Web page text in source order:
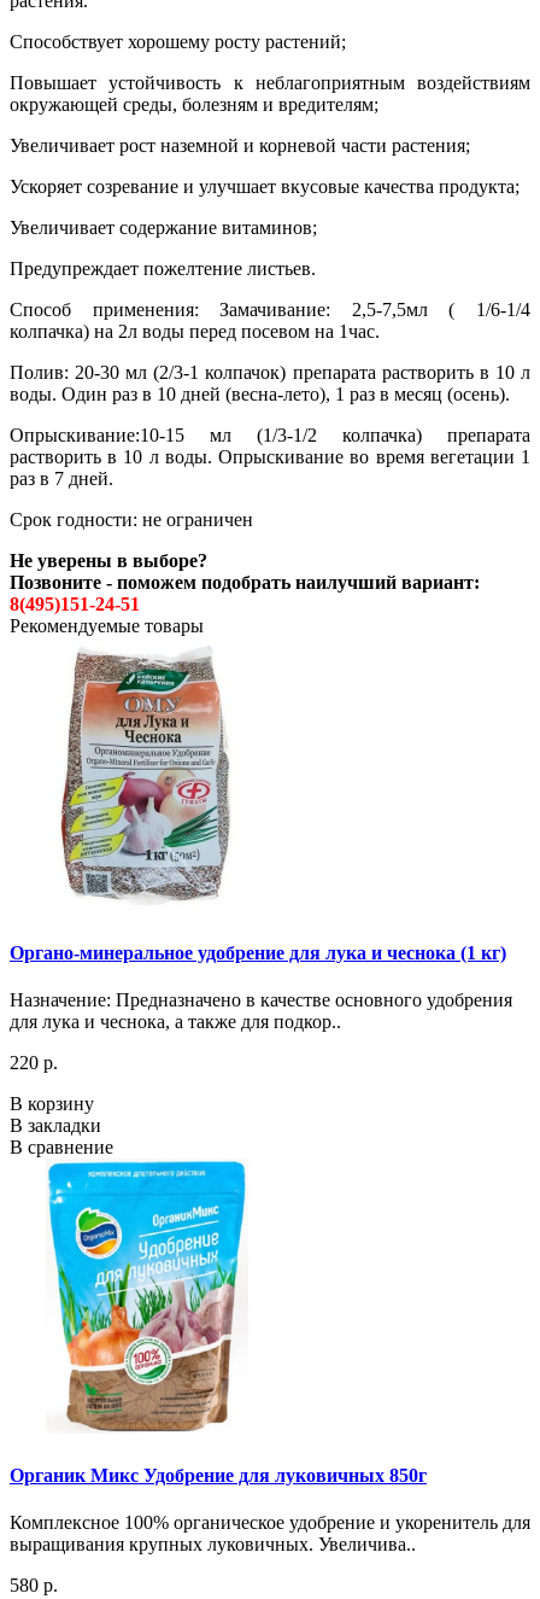
Способствует хорошему росту растений;
Повышает устойчивость к неблагоприятным воздействиям
окружающей среды, болезням и вредителям;
Увеличивает рост наземной и корневой части растения;
Ускоряет созревание и улучшает вкусовые качества продукта;
Увеличивает содержание витаминов;
Предупреждает пожелтение листьев.
Способ применения: Замачивание: 2,5-7,5мл ( 1/6-1/4
колпачка) на 2л воды перед посевом на 1час.
Полив: 20-30 мл (2/3-1 колпачок) препарата растворить в 10 л
воды. Один раз в 10 дней (весна-лето), 1 раз в месяц (осень).
Опрыскивание:10-15 мл (1/3-1/2 колпачка) препарата
растворить в 10 л воды. Опрыскивание во время вегетации 1
раз в 7 дней.
Срок годности: не ограничен
Не уверены в выборе?
Позвоните - поможем подобрать наилучший вариант:
8(495)151-24-51
Рекомендуемые товары
Органо-минеральное удобрение для лука и чеснока (1 кг)
Назначение: Предназначено в качестве основного удобрения
для лука и чеснока, а также для подкор..
220 р.
В корзину
В закладки
В сравнение
Органик Микс Удобрение для луковичных 850г
Комплексное 100% органическое удобрение и укоренитель для
выращивания крупных луковичных. Увеличива..
580 р.